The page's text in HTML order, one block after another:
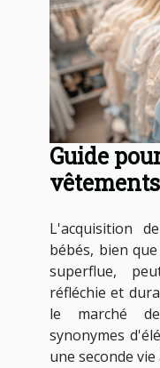
Guide
L'acquisition
bébés, bien
superflue,
réfléchie et
le marché
synonymes
une seconde